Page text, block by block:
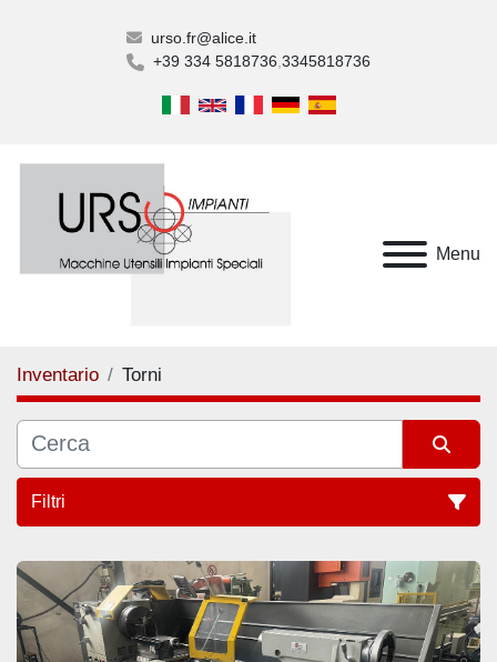
urso.fr@alice.it
+39 334 5818736 3345818736
Menu
Inventario Torni
Filtri
Torni (4)
Ordina per